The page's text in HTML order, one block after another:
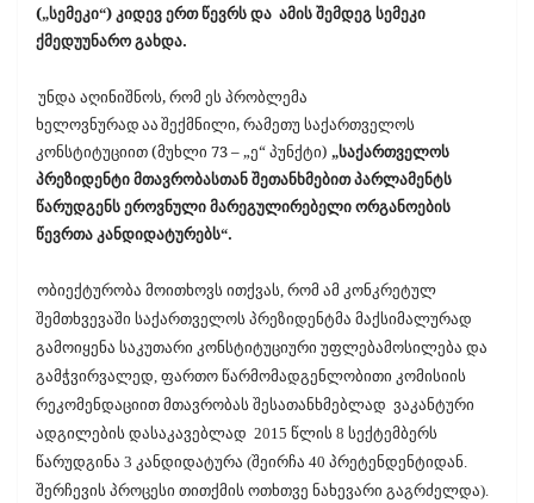
(„სემეკი“) კიდევ ერთ წევრს და ამის შემდეგ სემეკი
ქმედუუნარო გახდა.
უნდა აღინიშნოს, რომ ეს პრობლემა
ხელოვნურადააშექმნილი, რამეთუ საქართველოს
კონსტიტუციით (მუხლი 73 – „ე“ პუნქტი) „საქართველოს
პრეზიდენტი მთავრობასთან შეთანხმებით პარლამენტს
წარუდგენს ეროვნული მარეგულირებელი ორგანოების
წევრთა კანდიდატურებს“.
ობიექტურობა მოითხოვს ითქვას, რომ ამ კონკრეტულ
შემთხვევაში საქართველოს პრეზიდენტმა მაქსიმალურად
გამოიყენა საკუთარი კონსტიტუციური უფლებამოსილება და
გამჭვირვალედ, ფართო წარმომადგენლობითი კომისიის
რეკომენდაციით მთავრობას შესათანხმებლად ვაკანტური
ადგილების დასაკავებლად 2015 წლის 8 სექტემბერს
წარუდგინა 3 კანდიდატურა (შეირჩა 40 პრეტენდენტიდან.
შერჩევის პროცესი თითქმის ოთხთვე ნახევარი გაგრძელდა).